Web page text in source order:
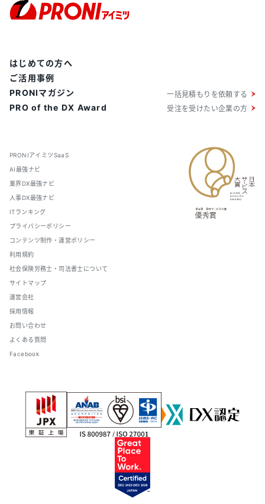
PRONIアイミツSaaS
AI最強ナビ
業界DX最強ナビ
人事DX最強ナビ
ITランキング
プライバシーポリシー
コンテンツ制作・運営ポリシー
利用規約
社会保険労務士・司法書士について
サイトマップ
運営会社
採用情報
お問い合わせ
よくある質問
Facebook
はじめての方へ
ご活用事例
PRONIマガジン
PRO of the DX Award
一括見積もりを依頼する
受注を受けたい企業の方